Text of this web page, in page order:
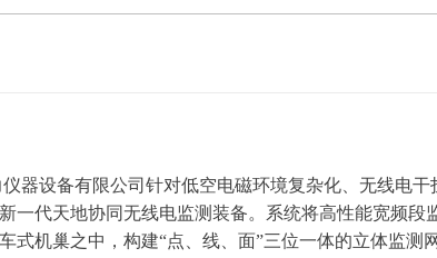
器设备有限公司针对低空电磁环境复杂化、无线电干
一代天地协同无线电监测装备。系统将高性能宽频段
机巢之中，构建“点、线、面”三位一体的立体监测网